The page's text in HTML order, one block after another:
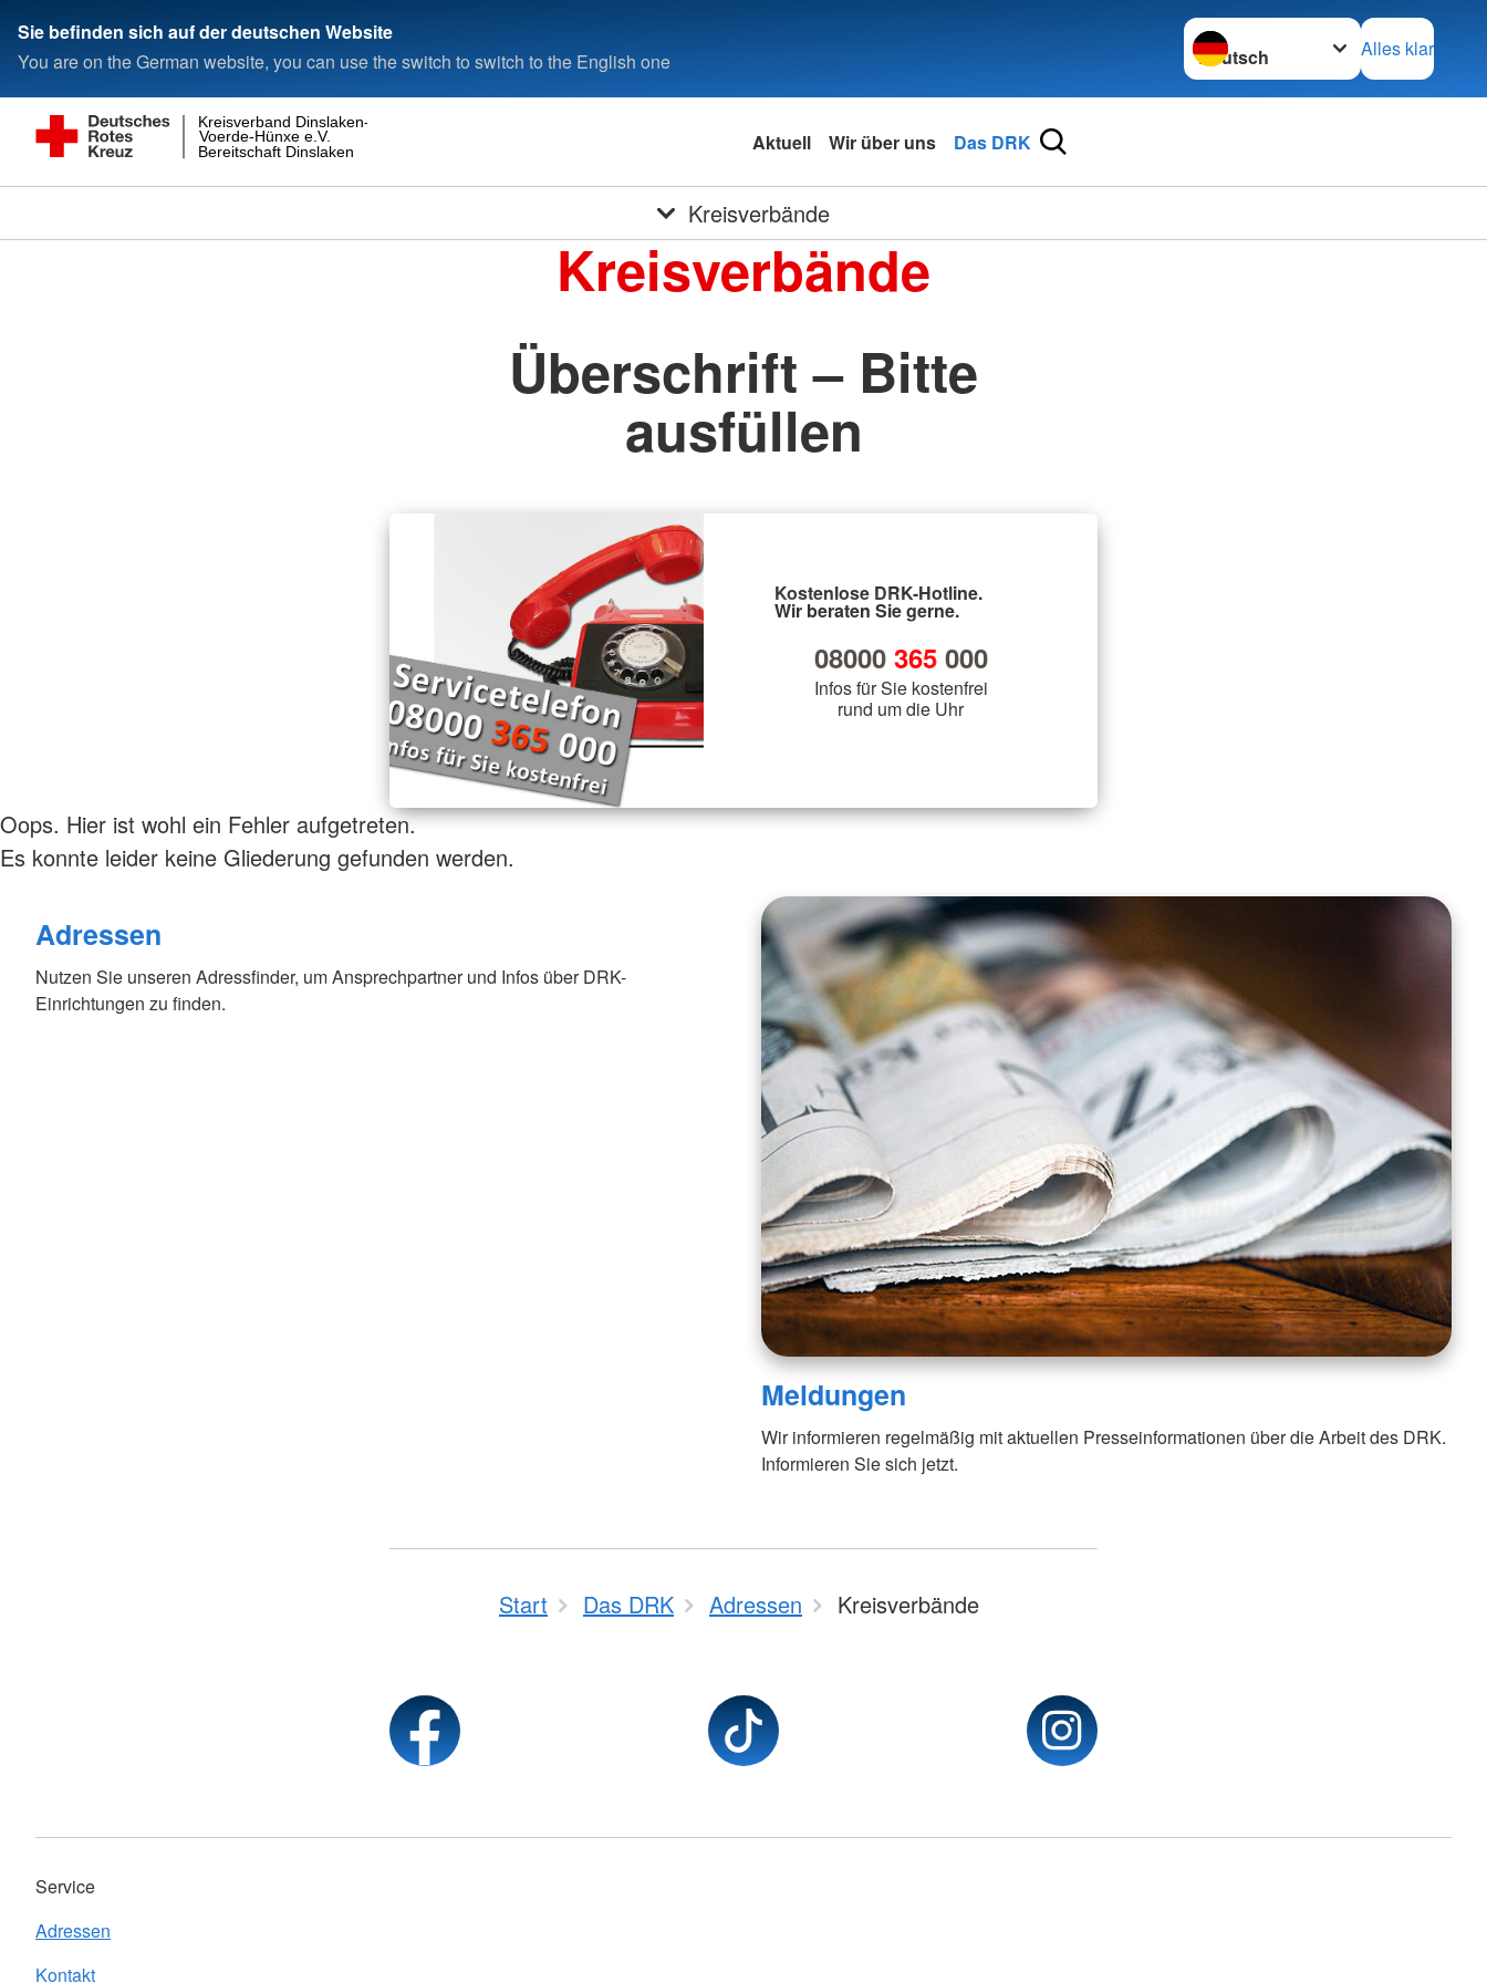
Sie befinden sich auf der deutschen Website
You are on the German website, you can use the switch to switch to the English one
Sprache wechseln zu
Alles klar
Bereitschaft Dinslaken
Voerde-Hünxe e.V.
Kreisverband Dinslaken-
Aktuell Wir über uns Das DRK
Kreisverbände
Kreisverbände
Überschrift – Bitte
ausfüllen
Kostenlose DRK-Hotline.
Wir beraten Sie gerne.
08000 365000
Infos für Sie kostenfrei
rund um die Uhr
Oops. Hier ist wohl ein Fehler aufgetreten.
Es konnte leider keine Gliederung gefunden werden.
Adressen
Nutzen Sie unseren Adressfinder, um Ansprechpartner und Infos über DRK-
Einrichtungen zu finden.
Meldungen
Wir informieren regelmäßig mit aktuellen Presseinformationen über die Arbeit des DRK.
Informieren Sie sich jetzt.
Start Das DRK Adressen Kreisverbände
Service
Adressen
Kontakt